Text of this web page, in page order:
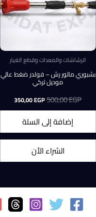
الرشاشات والمعدات وقطع الغيار
بشبوري ماتور رش – فولدر ضغط عالي
موديل تركي
500,00EGP السعر
الأصلي
هو:
500,00 EGP.
350,00EGP السعر
الحالي
هو:
إضافة إلى السلة
الشراء الأن